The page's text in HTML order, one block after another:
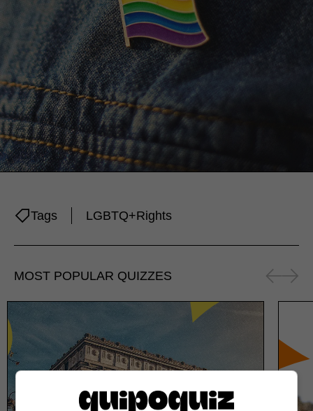
Tags LGBTQ+Rights
MOST POPULAR QUIZZES